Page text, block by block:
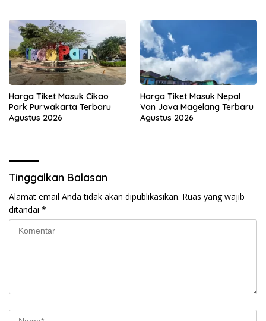
Harga Tiket Masuk Cikao
Park Purwakarta Terbaru
Agustus 2026
Harga Tiket Masuk Nepal
Van Java Magelang Terbaru
Agustus 2026
Tinggalkan Balasan
Alamat email Anda tidak akan dipublikasikan. Ruas yang wajib
ditandai *